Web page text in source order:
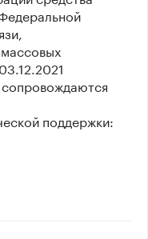
поддержки: